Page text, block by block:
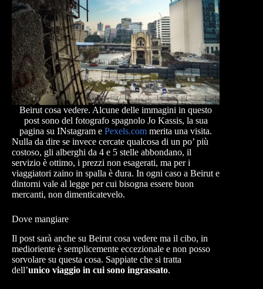
Beirut cosa vedere. Alcune delle immagini in questo
post sono del fotografo spagnolo Jo Kassis, la sua
pagina su INstagram ePexels.com merita una visita.
Nulla da dire se invece cercate qualcosa di un po’ più
costoso, gli alberghi da 4 e 5 stelle abbondano, il
servizio è ottimo, i prezzi non esagerati, ma per i
viaggiatori zaino in spalla è dura. In ogni caso a Beirut e
dintorni vale al legge per cui bisogna essere buon
mercanti, non dimenticatevelo.
Dove mangiare
Il post sarà anche su Beirut cosa vedere ma il cibo, in
medioriente è semplicemente eccezionale e non posso
sorvolare su questa cosa. Sappiate che si tratta
dell’unico viaggio in cui sono ingrassato.